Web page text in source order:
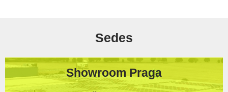
Sedes
Showroom Praga